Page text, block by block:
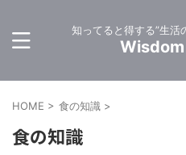
知ってると得する”生活
Wisdom
HOME > 食の知識 >
食の知識